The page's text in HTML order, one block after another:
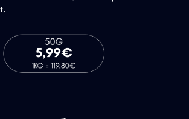
– ein Tee, der Körper und Geist